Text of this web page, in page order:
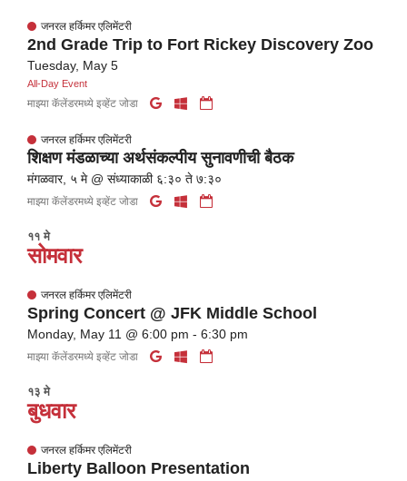
जनरल हर्किमर एलिमेंटरी
2nd Grade Trip to Fort Rickey Discovery Zoo
Tuesday, May 5
All-Day Event
माझ्या कॅलेंडरमध्ये इव्हेंट जोडा
जनरल हर्किमर एलिमेंटरी
शिक्षण मंडळाच्या अर्थसंकल्पीय सुनावणीची बैठक
मंगळवार, ५ मे @ संध्याकाळी ६:३० ते ७:३०
माझ्या कॅलेंडरमध्ये इव्हेंट जोडा
११ मे
सोमवार
जनरल हर्किमर एलिमेंटरी
Spring Concert @ JFK Middle School
Monday, May 11 @ 6:00 pm - 6:30 pm
माझ्या कॅलेंडरमध्ये इव्हेंट जोडा
१३ मे
बुधवार
जनरल हर्किमर एलिमेंटरी
Liberty Balloon Presentation